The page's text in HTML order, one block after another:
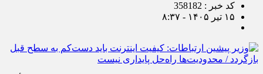
کد خبر : 358182
۱۵ تیر ۱۴۰۵ - ۸:۳۷